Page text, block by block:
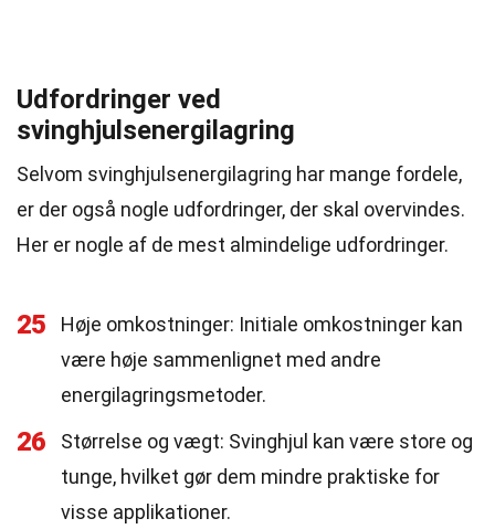
Udfordringer ved
svinghjulsenergilagring
Selvom svinghjulsenergilagring har mange fordele,
er der også nogle udfordringer, der skal overvindes.
Her er nogle af de mest almindelige udfordringer.
25
Høje omkostninger: Initiale omkostninger kan
være høje sammenlignet med andre
energilagringsmetoder.
26
Størrelse og vægt: Svinghjul kan være store og
tunge, hvilket gør dem mindre praktiske for
visse applikationer.